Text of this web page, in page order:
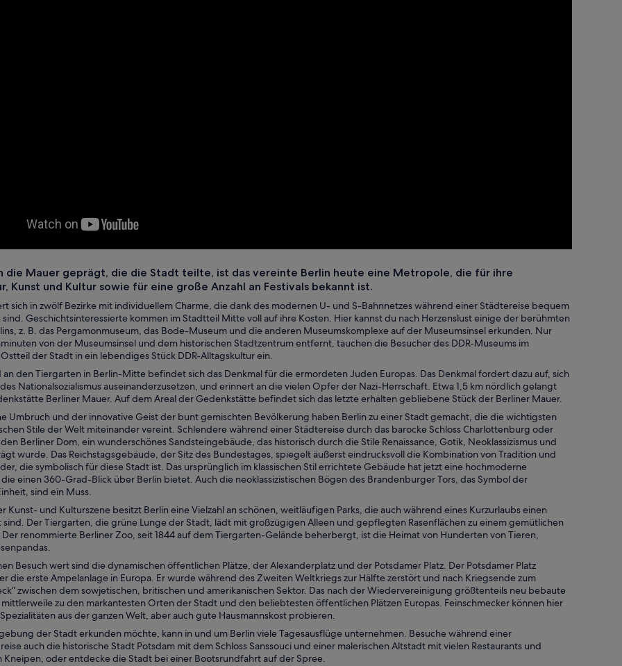
die Mauer geprägt, die die Stadt teilte, ist das vereinte Berlin heute eine Metropole, die für ihre
Kunst und Kultur sowie für eine große Anzahl an Festivals bekannt ist.
sich in zwölf Bezirke mit individuellem Charme, die dank des modernen U- und S-Bahnnetzes während einer Städtereise bequem
sind. Geschichtsinteressierte kommen im Stadtteil Mitte voll auf ihre Kosten. Hier kannst du nach Herzenslust einige der berühmten
z. B. das Pergamonmuseum, das Bode-Museum und die anderen Museumskomplexe auf der Museumsinsel erkunden. Nur
von der Museumsinsel und dem historischen Stadtzentrum entfernt, tauchen die Besucher des DDR-Museums im
der Stadt in ein lebendiges Stück DDR-Alltagskultur ein.
den Tiergarten in Berlin-Mitte befindet sich das Denkmal für die ermordeten Juden Europas. Das Denkmal fordert dazu auf, sich
Nationalsozialismus auseinanderzusetzen, und erinnert an die vielen Opfer der Nazi-Herrschaft. Etwa 1,5 km nördlich gelangt
Berliner Mauer. Auf dem Areal der Gedenkstätte befindet sich das letzte erhalten gebliebene Stück der Berliner Mauer.
Umbruch und der innovative Geist der bunt gemischten Bevölkerung haben Berlin zu einer Stadt gemacht, die die wichtigsten
Stile der Welt miteinander vereint. Schlendere während einer Städtereise durch das barocke Schloss Charlottenburg oder
Berliner Dom, ein wunderschönes Sandsteingebäude, das historisch durch die Stile Renaissance, Gotik, Neoklassizismus und
wurde. Das Reichstagsgebäude, der Sitz des Bundestages, spiegelt äußerst eindrucksvoll die Kombination von Tradition und
die symbolisch für diese Stadt ist. Das ursprünglich im klassischen Stil errichtete Gebäude hat jetzt eine hochmoderne
einen 360-Grad-Blick über Berlin bietet. Auch die neoklassizistischen Bögen des Brandenburger Tors, das Symbol der
sind ein Muss.
Kunst- und Kulturszene besitzt Berlin eine Vielzahl an schönen, weitläufigen Parks, die auch während eines Kurzurlaubs einen
sind. Der Tiergarten, die grüne Lunge der Stadt, lädt mit großzügigen Alleen und gepflegten Rasenflächen zu einem gemütlichen
Der renommierte Berliner Zoo, seit 1844 auf dem Tiergarten-Gelände beherbergt, ist die Heimat von Hunderten von Tieren,
Besuch wert sind die dynamischen öffentlichen Plätze, der Alexanderplatz und der Potsdamer Platz. Der Potsdamer Platz
die erste Ampelanlage in Europa. Er wurde während des Zweiten Weltkriegs zur Hälfte zerstört und nach Kriegsende zum
zwischen dem sowjetischen, britischen und amerikanischen Sektor. Das nach der Wiedervereinigung größtenteils neu bebaute
mittlerweile zu den markantesten Orten der Stadt und den beliebtesten öffentlichen Plätzen Europas. Feinschmecker können hier
aus der ganzen Welt, aber auch gute Hausmannskost probieren.
der Stadt erkunden möchte, kann in und um Berlin viele Tagesausflüge unternehmen. Besuche während einer
auch die historische Stadt Potsdam mit dem Schloss Sanssouci und einer malerischen Altstadt mit vielen Restaurants und
Kneipen, oder entdecke die Stadt bei einer Bootsrundfahrt auf der Spree.